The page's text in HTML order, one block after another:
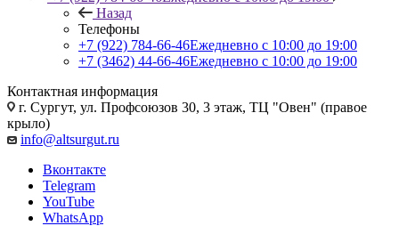
Назад
Телефоны
+7 (922) 784-66-46Ежедневно с 10:00 до 19:00
+7 (3462) 44-66-46Ежедневно с 10:00 до 19:00
Контактная информация
г. Сургут, ул. Профсоюзов 30, 3 этаж, ТЦ "Овен" (правое
крыло)
info@altsurgut.ru
Вконтакте
Telegram
YouTube
WhatsApp